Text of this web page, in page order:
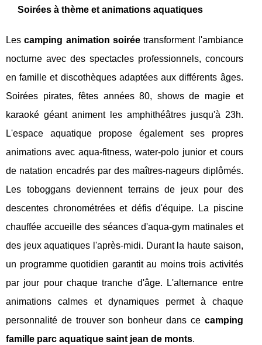
Soirées à thème et animations aquatiques
Lescamping animation soiréetransforment l'ambiance
nocturne avec des spectacles professionnels, concours
en famille et discothèques adaptées aux différents âges.
Soirées pirates, fêtes années 80, shows de magie et
karaoké géant animent les amphithéâtres jusqu'à 23h.
L'espace aquatique propose également ses propres
animations avec aqua-fitness, water-polo junior et cours
de natation encadrés par des maîtres-nageurs diplômés.
Les toboggans deviennent terrains de jeux pour des
descentes chronométrées et défis d'équipe. La piscine
chauffée accueille des séances d'aqua-gym matinales et
des jeux aquatiques l'après-midi. Durant la haute saison,
un programme quotidien garantit au moins trois activités
par jour pour chaque tranche d'âge. L'alternance entre
animations calmes et dynamiques permet à chaque
personnalité de trouver son bonheur dans ce camping
famille parc aquatique saint jean de monts.